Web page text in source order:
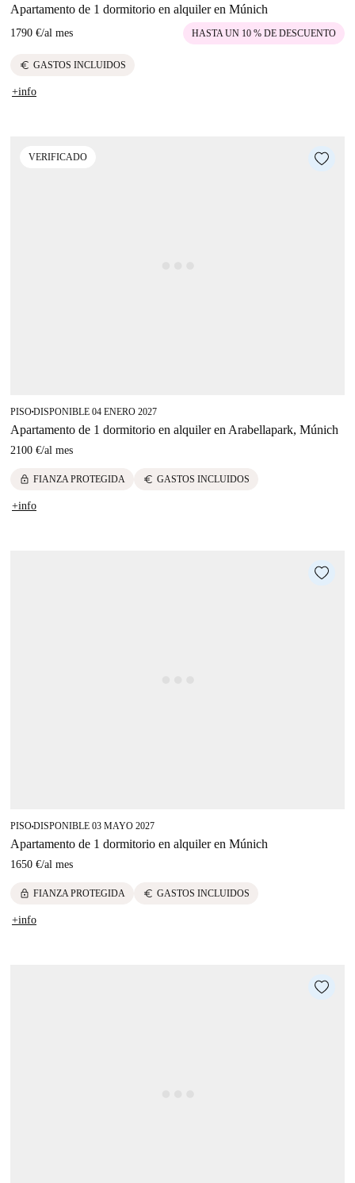
Apartamento de 1 dormitorio en alquiler en Múnich
1790 €/al mes HASTA UN 10 % DE DESCUENTO
euro GASTOS INCLUIDOS
+info
VERIFICADO
PISO■DISPONIBLE 04 ENERO 2027
Apartamento de 1 dormitorio en alquiler en Arabellapark, Múnich
2100 €/al mes
lock FIANZA PROTEGIDA euro GASTOS INCLUIDOS
+info
PISO■DISPONIBLE 03 MAYO 2027
Apartamento de 1 dormitorio en alquiler en Múnich
1650 €/al mes
lock FIANZA PROTEGIDA euro GASTOS INCLUIDOS
+info